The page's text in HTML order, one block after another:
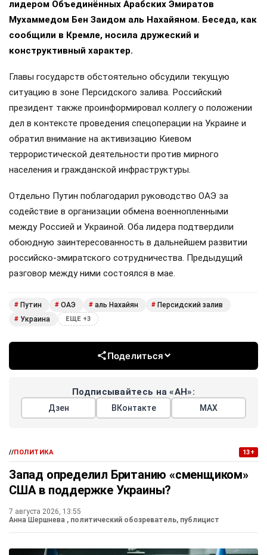
лидером Объединённых Арабских Эмиратов
Мухаммедом Бен Заидом аль Нахайяном. Беседа, как
сообщили в Кремле, носила дружеский и
конструктивный характер.
Главы государств обстоятельно обсудили текущую
ситуацию в зоне Персидского залива. Российский
президент также проинформировал коллегу о положении
дел в контексте проведения спецоперации на Украине и
обратил внимание на активизацию Киевом
террористической деятельности против мирного
населения и гражданской инфраструктуры.
Отдельно Путин поблагодарил руководство ОАЭ за
содействие в организации обмена военнопленными
между Россией и Украиной. Оба лидера подтвердили
обоюдную заинтересованность в дальнейшем развитии
российско-эмиратского сотрудничества. Предыдущий
разговор между ними состоялся в мае.
# Путин # ОАЭ # аль Нахайян # Персидский залив
# Украина ЕЩЕ +3
Поделиться
Подписывайтесь на «АН»:
Дзен ВКонтакте МАХ
//ПОЛИТИКА 13+
Запад определил Британию «сменщиком»
США в поддержке Украины?
7 августа 2026, 13:55
Анна Шершнева , политический обозреватель, публицист